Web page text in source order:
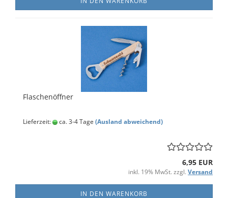
Flaschenöffner
Lieferzeit: ca. 3-4 Tage (Ausland abweichend)
6,95 EUR
inkl. 19% MwSt. zzgl. Versand
IN DEN WARENKORB